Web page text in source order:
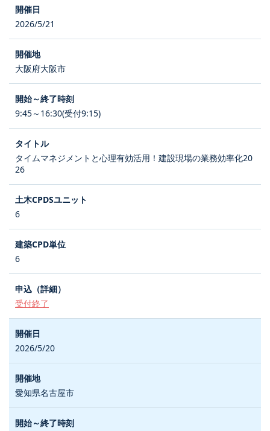
2026/5/21
大阪府大阪市
9:45～16:30(受付9:15)
タイムマネジメントと心理有効活用！建設現場の業務効率化20
26
6
6
受付終了
2026/5/20
愛知県名古屋市